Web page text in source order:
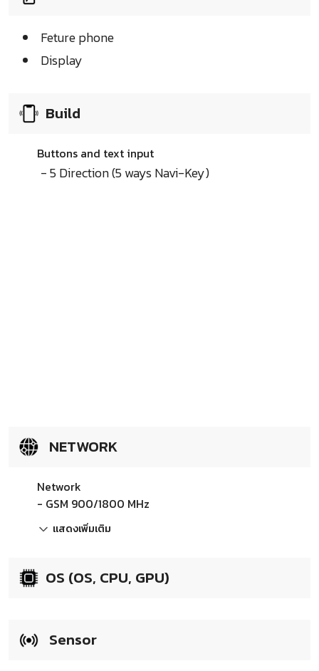
Feture phone
Display
Build
Buttons and text input
- 5 Direction (5 ways Navi-Key)
NETWORK
Network
- GSM 900/1800 MHz
แสดงเพิ่มเติม
OS (OS, CPU, GPU)
Sensor